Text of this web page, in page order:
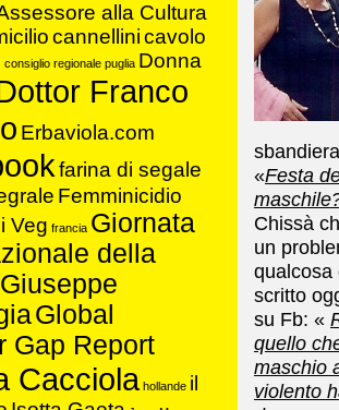
alla Cultura
cannellinicavolo
consiglio regionale puglia Donna
Franco
Erbaviola.com
farina di segale
Femminicidio
Veg francia Giornata
della
Giuseppe
Global
Gap Report
Cacciola hollande il
«Festa
Chissà
un
qualcosa
scritto
su Fb: «
quello
maschio
violento